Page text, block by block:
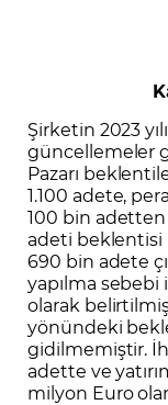
Şirketin 2023
güncellemeler
Pazarı
1.100 adete,
100 bin adetten
adeti beklentisi
690 bin adete
yapılma
olarak
yönündeki
gidilmemiştir.
adette ve
milyon Euro